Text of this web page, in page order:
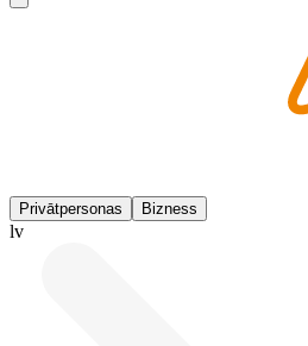
Privātpersonas Bizness
lv